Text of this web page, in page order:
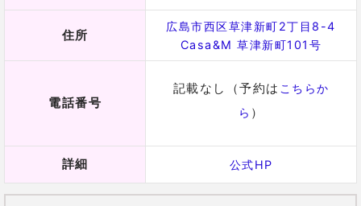
住所
広島市西区草津新町2丁目8-4
Casa&M 草津新町101号
電話番号
記載なし（予約は こちらか
ら ）
詳細 公式HP